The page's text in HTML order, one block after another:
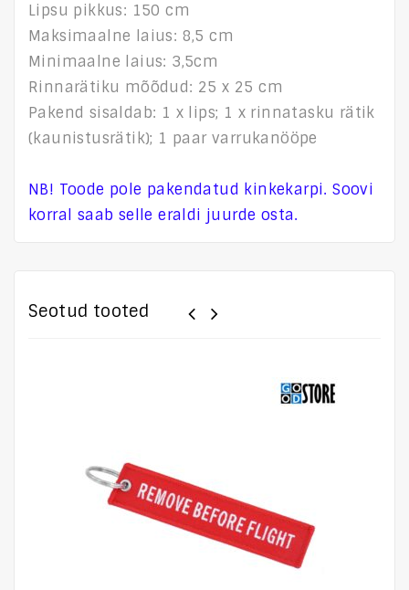
Lipsu pikkus: 150 cm
Maksimaalne laius: 8,5 cm
Minimaalne laius: 3,5cm
Rinnarätiku mõõdud: 25 x 25 cm
Pakend sisaldab: 1 x lips; 1 x rinnatasku rätik
(kaunistusrätik); 1 paar varrukanööpe
NB! Toode pole pakendatud kinkekarpi. Soovi
korral saab selle eraldi juurde osta.
Seotud tooted